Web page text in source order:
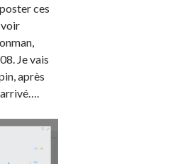
ces
voir
Je vais
après
arrivé….